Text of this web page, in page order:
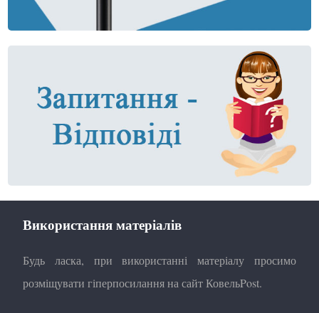
Використання матеріалів
Будь ласка, при використанні матеріалу просимо
розміщувати гіперпосилання на сайт КовельPost.